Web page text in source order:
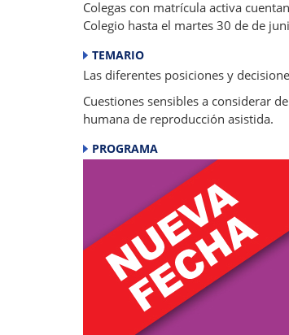
Colegas con matrícula activa
Colegio hasta el martes 30 de de
TEMARIO
Las diferentes posiciones y
Cuestiones sensibles a considerar
humana de reproducción asistida.
PROGRAMA